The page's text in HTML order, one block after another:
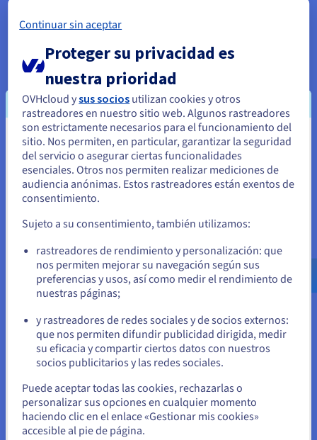
gestionar su
datacenter «on-premises»
una gran cantidad de recursos. La complejidad de
su stack requería una solución capaz de responder
a sus exigencias técnicas y específicas, por lo que
Todocoleccion optó por una solución de cloud
híbrido con servidores dedicados Bare Metal, y
soluciones Hosted Private Cloud y Public Cloud.
Además de controlar los costes,
necesitábamos una alta
de respuesta y sólidas medidas
de seguridad que nos
permitieran ofrecer nuestros
servicios sin interrupciones y, en
caso de producirse, contar con
una rápida respuesta y
resolución de incidencias.
Joaquín Valdés, CEO de
Todocolección
Managed Kubernetes para su thumbnailer
Parece que está ubicado en Estados
Unidos
Si quiere hacer un pedido desde Estados Unidos, deberá buscar
el sitio web adecuado y crear una cuenta.
us.ovhcloud.com/
Inglés USD - $
Permanezca en el sitio web actual
Continuar sin aceptar
Proteger su privacidad es
nuestra prioridad
OVHcloud ysus socios utilizan cookies y otros
rastreadores en nuestro sitio web. Algunos rastreadores
son estrictamente necesarios para el funcionamiento del
sitio. Nos permiten, en particular, garantizar la seguridad
del servicio o asegurar ciertas funcionalidades
esenciales. Otros nos permiten realizar mediciones de
audiencia anónimas. Estos rastreadores están exentos de
consentimiento.
Sujeto a su consentimiento, también utilizamos:
rastreadores de rendimiento y personalización: que
nos permiten mejorar su navegación según sus
preferencias y usos, así como medir el rendimiento de
nuestras páginas;
y rastreadores de redes sociales y de socios externos:
que nos permiten difundir publicidad dirigida, medir
su eficacia y compartir ciertos datos con nuestros
socios publicitarios y las redes sociales.
Puede aceptar todas las cookies, rechazarlas o
personalizar sus opciones en cualquier momento
haciendo clic en el enlace «Gestionar mis cookies»
accesible al pie de página.